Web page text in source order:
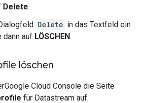
Delete.
Delete in das Textfeld ein
dann auf LÖSCHEN.
löschen
Cloud Console die Seite
für Datastream auf.